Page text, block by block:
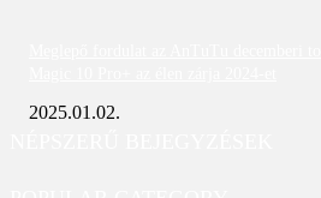
2025.01.02.